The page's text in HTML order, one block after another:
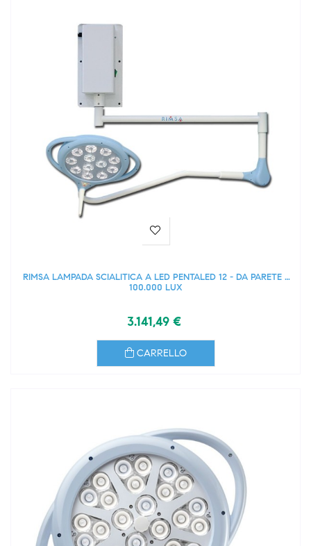
RIMSA LAMPADA SCIALITICA A LED PENTALED 12 - DA PARETE -
100.000 LUX
3.141,49 €
CARRELLO